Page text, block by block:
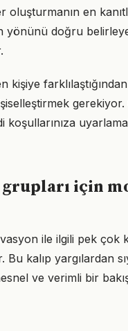
oluşturmanın en
yönünü doğru
kişiye
gerekiyor.
koşullarınıza
grupları için
ile ilgili pek çok
Bu kalıp yargılardan
ve verimli bir bakış